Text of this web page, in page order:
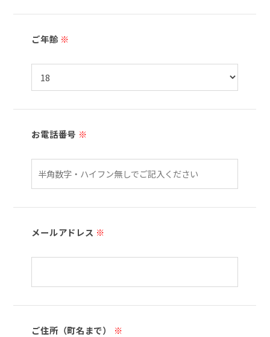
ご年齢 ※
お電話番号 ※
メールアドレス ※
ご住所（町名まで） ※